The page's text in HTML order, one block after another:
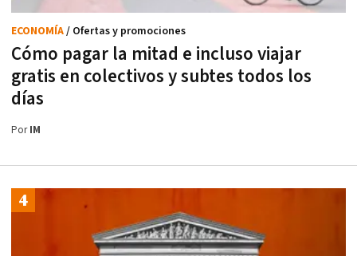
Cómo pagar la mitad e incluso viajar
gratis en colectivos y subtes todos los
días
ECONOMÍA/ Ofertas y promociones
PorIM